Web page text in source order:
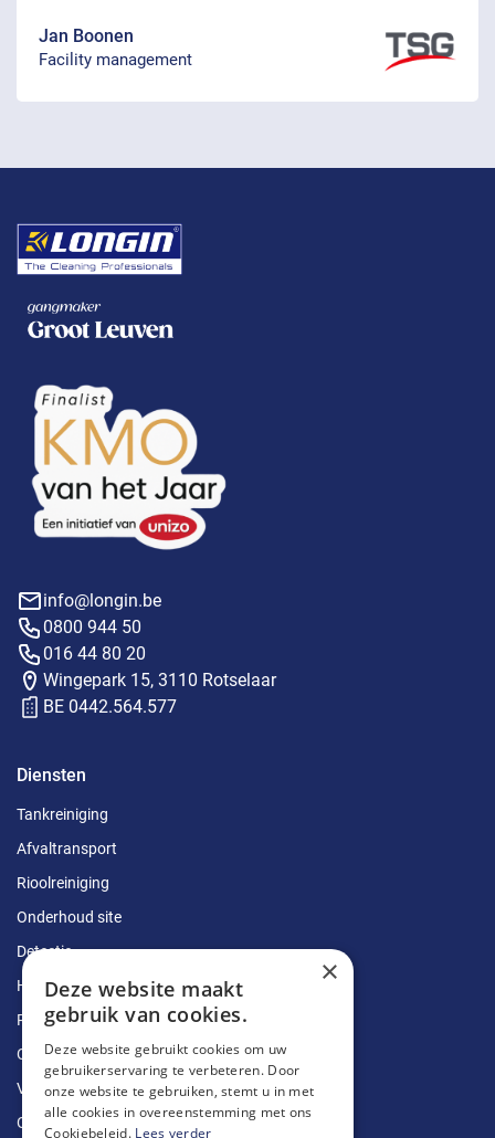
Jan Boonen
Facility management
info@longin.be
0800 944 50
016 44 80 20
Wingepark 15, 3110 Rotselaar
BE 0442.564.577
Diensten
Tankreiniging
Afvaltransport
Rioolreiniging
Onderhoud site
Detectie
Herstellingen
Ruimingen
Ontstoppingen
Vetputten
Ontkalking
×
Deze website maakt
gebruik van cookies.
Deze website gebruikt cookies om uw
gebruikerservaring te verbeteren. Door
onze website te gebruiken, stemt u in met
alle cookies in overeenstemming met ons
Cookiebeleid. Lees verder